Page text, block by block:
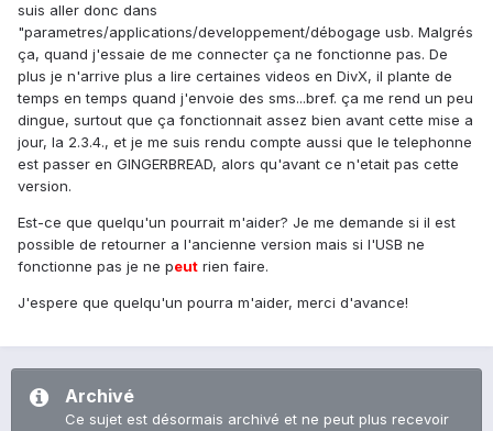
suis aller donc dans
"parametres/applications/developpement/débogage usb. Malgrés
ça, quand j'essaie de me connecter ça ne fonctionne pas. De
plus je n'arrive plus a lire certaines videos en DivX, il plante de
temps en temps quand j'envoie des sms...bref. ça me rend un peu
dingue, surtout que ça fonctionnait assez bien avant cette mise a
jour, la 2.3.4., et je me suis rendu compte aussi que le telephonne
est passer en GINGERBREAD, alors qu'avant ce n'etait pas cette
version.
Est-ce que quelqu'un pourrait m'aider? Je me demande si il est
possible de retourner a l'ancienne version mais si l'USB ne
fonctionne pas je ne peut rien faire.
J'espere que quelqu'un pourra m'aider, merci d'avance!
Archivé
Ce sujet est désormais archivé et ne peut plus recevoir